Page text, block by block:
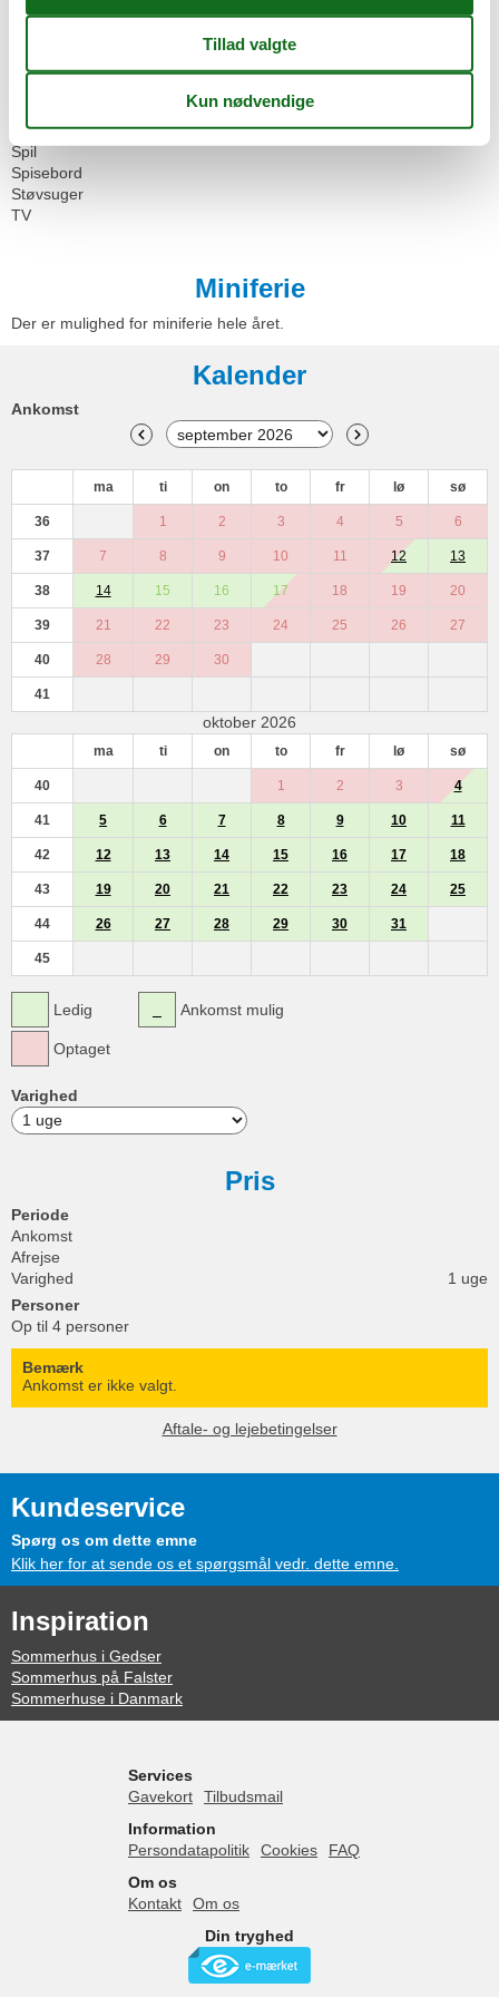
Garderobehylde
Sikkerheds boks
Spejl
Spil
Spisebord
Støvsuger
TV
Miniferie
Der er mulighed for miniferie hele året.
Kalender
Ankomst
ma ti on to fr lø sø
36 1 2 3 4 5 6
37 7 8 9 10 11 12 13
38 14 15 16 17 18 19 20
39 21 22 23 24 25 26 27
40 28 29 30
41
oktober 2026
ma ti on to fr lø sø
40 1 2 3 4
41 5 6 7 8 9 10 11
42 12 13 14 15 16 17 18
43 19 20 21 22 23 24 25
44 26 27 28 29 30 31
45
Ledig
Optaget
Ankomst mulig
Varighed
Pris
Periode
Ankomst
Afrejse
Varighed
1 uge
Personer
Op til 4 personer
Bemærk
Ankomst er ikke valgt.
Aftale- og lejebetingelser
Kundeservice
Spørg os om dette emne
Klik her for at sende os et spørgsmål vedr. dette emne.
Inspiration
Sommerhus i Gedser
Sommerhus på Falster
Sommerhuse i Danmark
Services
Gavekort
Tilbudsmail
Information
Persondatapolitik
Cookies
FAQ
Om os
Kontakt
Om os
Din tryghed